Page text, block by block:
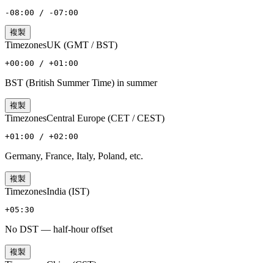
-08:00 / -07:00
複製
TimezonesUK (GMT / BST)
+00:00 / +01:00
BST (British Summer Time) in summer
複製
TimezonesCentral Europe (CET / CEST)
+01:00 / +02:00
Germany, France, Italy, Poland, etc.
複製
TimezonesIndia (IST)
+05:30
No DST — half-hour offset
複製